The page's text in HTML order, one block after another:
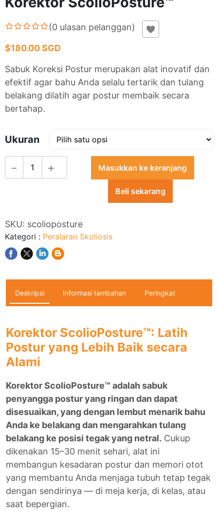
(0 ulasan pelanggan)
$180.00 SGD
Sabuk Koreksi Postur merupakan alat inovatif dan
efektif agar bahu Anda selalu tertarik dan tulang
belakang dilatih agar postur membaik secara
bertahap.
Ukuran
1 Masukkan ke keranjang
Beli sekarang
SKU: scolioposture
Kategori : Peralaran Skoliosis
Deskripsi Informasi tambahan Peringkat
Korektor ScolioPosture™: Latih
Postur yang Lebih Baik secara
Alami
Korektor ScolioPosture™ adalah sabuk
penyangga postur yang ringan dan dapat
disesuaikan, yang dengan lembut menarik bahu
Anda ke belakang dan mengarahkan tulang
belakang ke posisi tegak yang netral. Cukup
dikenakan 15–30 menit sehari, alat ini
membangun kesadaran postur dan memori otot
yang membantu Anda menjaga tubuh tetap tegak
dengan sendirinya — di meja kerja, di kelas, atau
saat bepergian.